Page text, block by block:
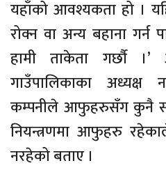
यहाँको आवश्यकता हो ।
रोक्न वा अन्य बहाना
हामी ताकेता गर्छौ ।’
गाउँपालिकाका अध्यक्ष
कम्पनीले आफुहरुसँग कुनै
नियन्त्रणमा आफुहरु
नरहेको बताए ।